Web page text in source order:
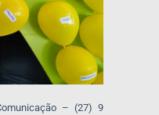
– (27) 9